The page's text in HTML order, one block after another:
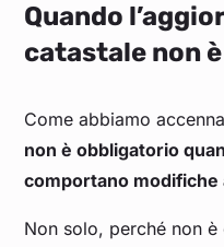
Quando
catastale non
Come abbiamo
non è obbligatorio
comportano modifiche
Non solo, perché non